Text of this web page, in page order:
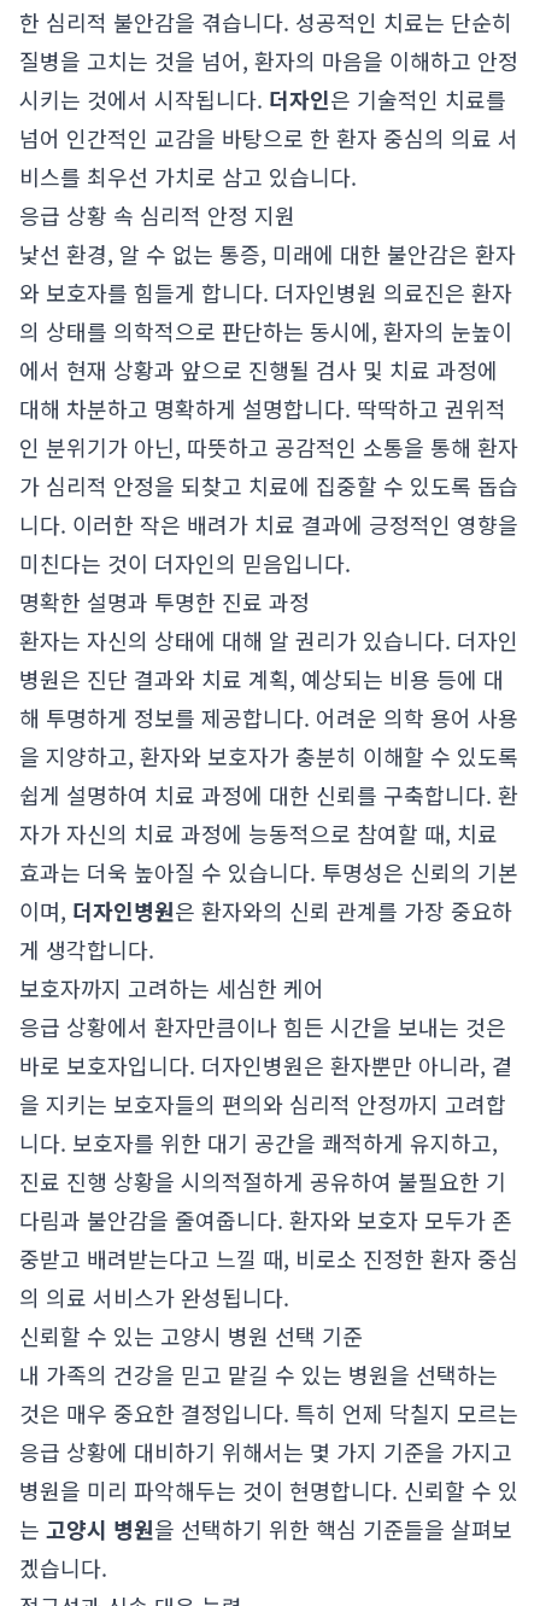
한 심리적 불안감을 겪습니다. 성공적인 치료는 단순히
질병을 고치는 것을 넘어, 환자의 마음을 이해하고 안정
시키는 것에서 시작됩니다. 더자인은 기술적인 치료를
넘어 인간적인 교감을 바탕으로 한 환자 중심의 의료 서
비스를 최우선 가치로 삼고 있습니다.
응급 상황 속 심리적 안정 지원
낯선 환경, 알 수 없는 통증, 미래에 대한 불안감은 환자
와 보호자를 힘들게 합니다. 더자인병원 의료진은 환자
의 상태를 의학적으로 판단하는 동시에, 환자의 눈높이
에서 현재 상황과 앞으로 진행될 검사 및 치료 과정에
대해 차분하고 명확하게 설명합니다. 딱딱하고 권위적
인 분위기가 아닌, 따뜻하고 공감적인 소통을 통해 환자
가 심리적 안정을 되찾고 치료에 집중할 수 있도록 돕습
니다. 이러한 작은 배려가 치료 결과에 긍정적인 영향을
미친다는 것이 더자인의 믿음입니다.
명확한 설명과 투명한 진료 과정
환자는 자신의 상태에 대해 알 권리가 있습니다. 더자인
병원은 진단 결과와 치료 계획, 예상되는 비용 등에 대
해 투명하게 정보를 제공합니다. 어려운 의학 용어 사용
을 지양하고, 환자와 보호자가 충분히 이해할 수 있도록
쉽게 설명하여 치료 과정에 대한 신뢰를 구축합니다. 환
자가 자신의 치료 과정에 능동적으로 참여할 때, 치료
효과는 더욱 높아질 수 있습니다. 투명성은 신뢰의 기본
이며, 더자인병원은 환자와의 신뢰 관계를 가장 중요하
게 생각합니다.
보호자까지 고려하는 세심한 케어
응급 상황에서 환자만큼이나 힘든 시간을 보내는 것은
바로 보호자입니다. 더자인병원은 환자뿐만 아니라, 곁
을 지키는 보호자들의 편의와 심리적 안정까지 고려합
니다. 보호자를 위한 대기 공간을 쾌적하게 유지하고,
진료 진행 상황을 시의적절하게 공유하여 불필요한 기
다림과 불안감을 줄여줍니다. 환자와 보호자 모두가 존
중받고 배려받는다고 느낄 때, 비로소 진정한 환자 중심
의 의료 서비스가 완성됩니다.
신뢰할 수 있는 고양시 병원 선택 기준
내 가족의 건강을 믿고 맡길 수 있는 병원을 선택하는
것은 매우 중요한 결정입니다. 특히 언제 닥칠지 모르는
응급 상황에 대비하기 위해서는 몇 가지 기준을 가지고
병원을 미리 파악해두는 것이 현명합니다. 신뢰할 수 있
는 고양시 병원을 선택하기 위한 핵심 기준들을 살펴보
겠습니다.